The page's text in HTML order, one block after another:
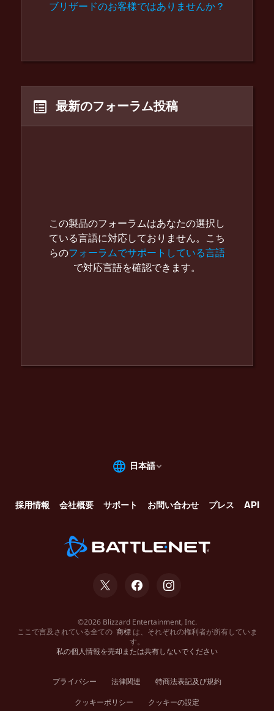
ブリザードのお客様ではありませんか？
最新のフォーラム投稿
この製品のフォーラムはあなたの選択し
ている言語に対応しておりません。こち
らのフォーラムでサポートしている言語
で対応言語を確認できます。